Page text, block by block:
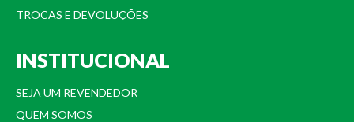
TROCAS E DEVOLUÇÕES
INSTITUCIONAL
SEJA UM REVENDEDOR
QUEM SOMOS